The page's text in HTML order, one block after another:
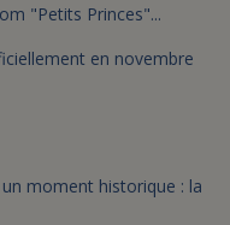
"Petits Princes"...
en novembre
moment historique : la